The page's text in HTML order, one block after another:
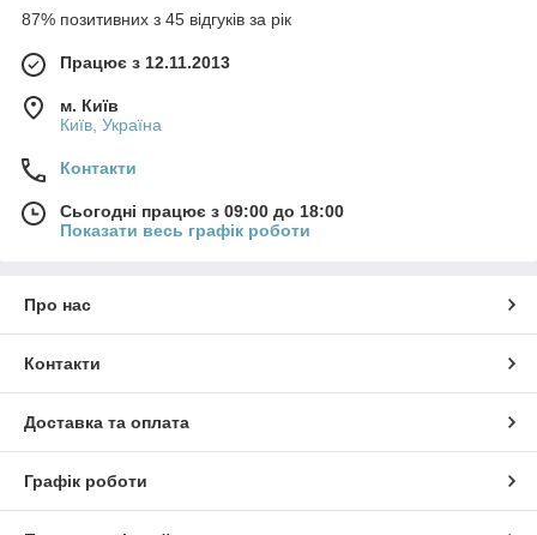
87% позитивних з 45 відгуків за рік
Працює з 12.11.2013
м. Київ
Київ, Україна
Контакти
Сьогодні працює з 09:00 до 18:00
Показати весь графік роботи
Про нас
Контакти
Доставка та оплата
Графік роботи